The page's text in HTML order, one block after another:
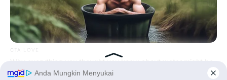
CTA LOVE
wrong